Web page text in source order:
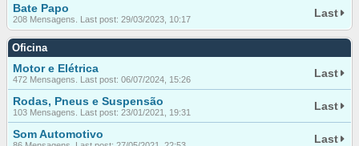
Bate Papo
208 Mensagens. Last post: 29/03/2023, 10:17 Last
Oficina
Motor e Elétrica
472 Mensagens. Last post: 06/07/2024, 15:26 Last
Rodas, Pneus e Suspensão
103 Mensagens. Last post: 23/01/2021, 19:31 Last
Som Automotivo Last